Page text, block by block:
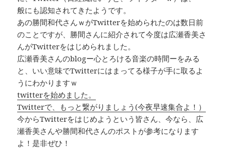
般にも認知されてきたようです。
あの勝間和代さんｗがTwitterを始められたのは数日前
のことですが、勝間さんに紹介されて今度は広瀬香美さ
んがTwitterをはじめられました。
広瀬香美さんのblogー心とろける音楽の時間ーをみる
と、いい意味でTwitterにはまってる様子が手に取るよ
うにわかりますｗ
twitterを始めました。
Twitterで、もっと繋がりましょう(今夜早速集合よ！）
今からTwitterをはじめようという皆さん、今なら、広
瀬香美さんや勝間和代さんのポストが参考になります
よ！是非ぜひ！